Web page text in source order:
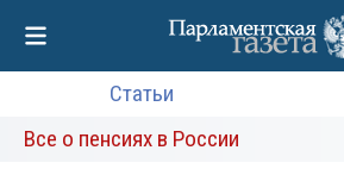
Статьи
Все о пенсиях в России